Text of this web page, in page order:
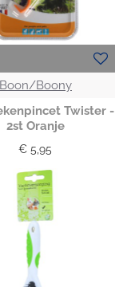
Boon/Boony
Twister -
2st Oranje
€ 5,95